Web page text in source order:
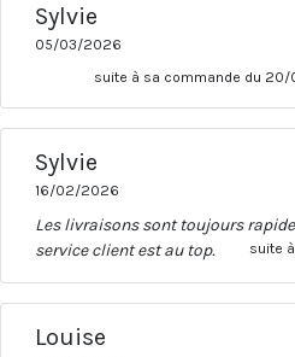
Sylvie
05/03/2026
suite à sa commande du
Sylvie
16/02/2026
Les livraisons sont toujours
service client est au top.
suite
Louise